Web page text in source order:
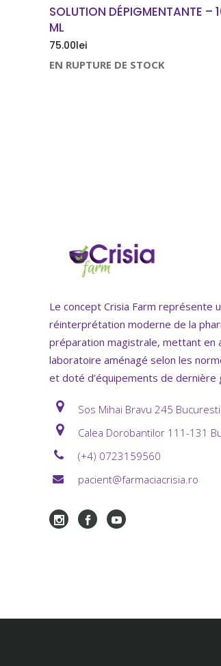
SOLUTION DÉPIGMENTANTE –
ML
75.00lei
EN RUPTURE DE STOCK
Le concept Crisia Farm représente
réinterprétation moderne de la
préparation magistrale, mettant en
laboratoire aménagé selon les
et doté d’équipements de dernière
Sos Mihai Bravu 245 Bucuresti
Calea Dorobantilor 111-131
(+4) 0723159560
pacient@farmaciacrisia.ro